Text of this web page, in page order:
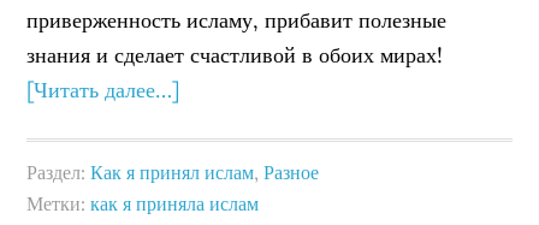
приверженность исламу, прибавит полезные
знания и сделает счастливой в обоих мирах!
[Читать далее…]
Раздел:Как я принял ислам,Разное
Метки:как я приняла ислам